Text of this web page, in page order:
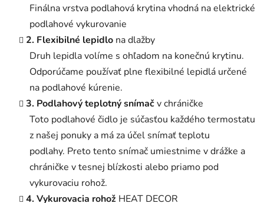
Finálna vrstva podlahová krytina vhodná na elektrické
podlahové vykurovanie
2. Flexibilné lepidlo na dlažby
Druh lepidla volíme s ohľadom na konečnú krytinu.
Odporúčame používať plne flexibilné lepidlá určené
na podlahové kúrenie.
3. Podlahový teplotný snímačv chráničke
Toto podlahové čidlo je súčasťou každého termostatu
z našej ponuky a má za účel snímať teplotu
podlahy. Preto tento snímač umiestnime v drážke a
chráničke v tesnej blízkosti alebo priamo pod
vykurovaciu rohož.
4. Vykurovacia rohož HEAT DECOR